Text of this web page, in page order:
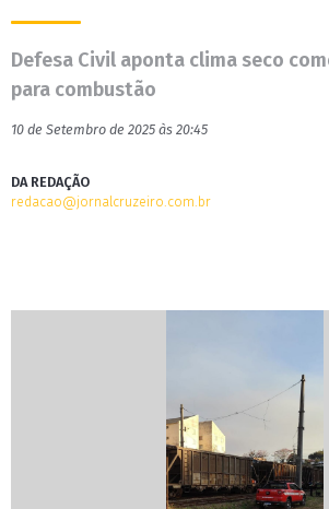
Defesa Civil aponta clima seco
para combustão
10 de Setembro de 2025 às 20:45
DA REDAÇÃO
redacao@jornalcruzeiro.com.br